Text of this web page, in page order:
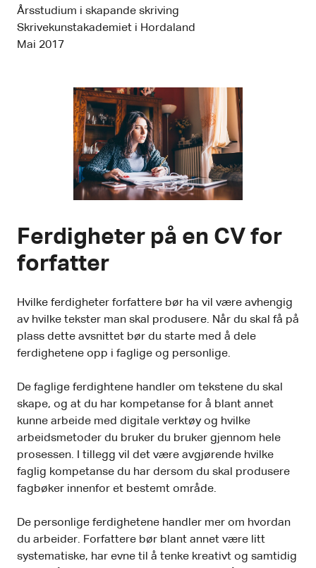
Årsstudium i skapande skriving
Skrivekunstakademiet i Hordaland
Mai 2017
Ferdigheter på en CV for
forfatter
Hvilke ferdigheter forfattere bør ha vil være avhengig
av hvilke tekster man skal produsere. Når du skal få på
plass dette avsnittet bør du starte med å dele
ferdighetene opp i faglige og personlige.
De faglige ferdightene handler om tekstene du skal
skape, og at du har kompetanse for å blant annet
kunne arbeide med digitale verktøy og hvilke
arbeidsmetoder du bruker du bruker gjennom hele
prosessen. I tillegg vil det være avgjørende hvilke
faglig kompetanse du har dersom du skal produsere
fagbøker innenfor et bestemt område.
De personlige ferdighetene handler mer om hvordan
du arbeider. Forfattere bør blant annet være litt
systematiske, har evne til å tenke kreativt og samtidig